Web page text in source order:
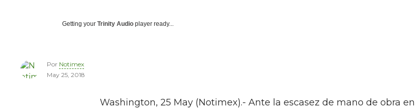
Getting your Trinity Audio player ready...
Por Notimex
May 25, 2018
Washington, 25 May (Notimex).- Ante la escasez de mano de obra en